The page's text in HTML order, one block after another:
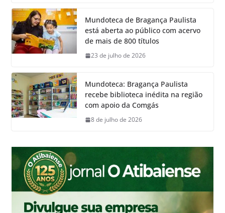
Mundoteca de Bragança Paulista
está aberta ao público com acervo
de mais de 800 títulos
23 de julho de 2026
Mundoteca: Bragança Paulista
recebe biblioteca inédita na região
com apoio da Comgás
8 de julho de 2026